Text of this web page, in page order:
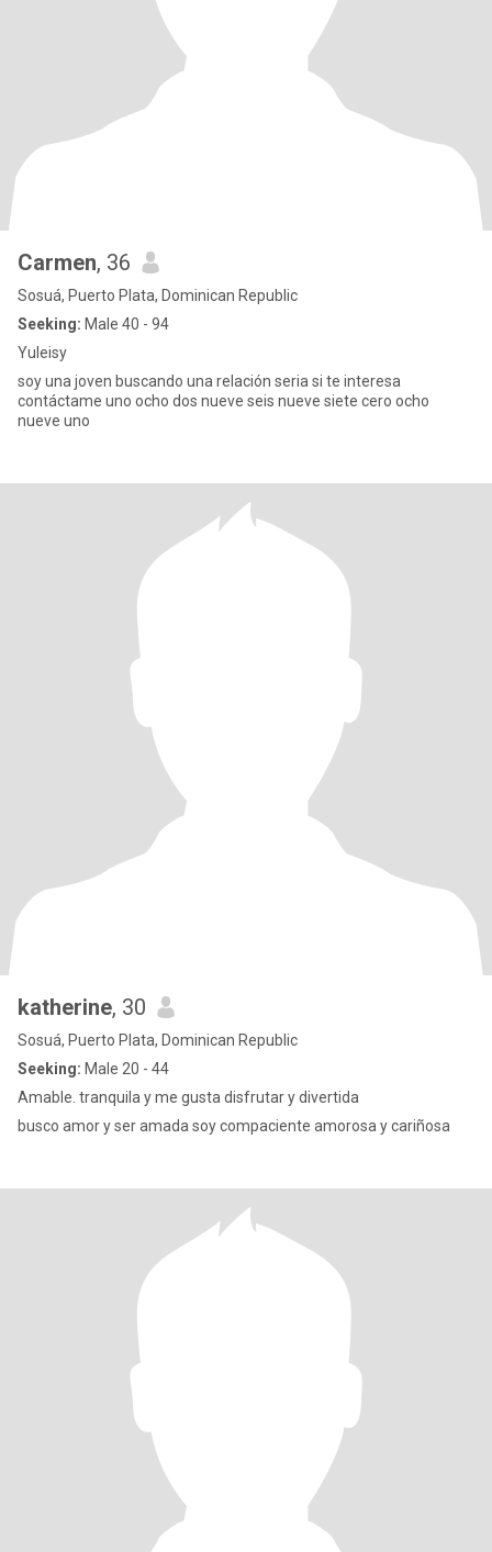
Carmen, 36
Sosuá, Puerto Plata, Dominican Republic
Seeking: Male 40 - 94
Yuleisy
soy una joven buscando una relación seria si te interesa
contáctame uno ocho dos nueve seis nueve siete cero ocho
nueve uno
katherine, 30
Sosuá, Puerto Plata, Dominican Republic
Seeking: Male 20 - 44
Amable. tranquila y me gusta disfrutar y divertida
busco amor y ser amada soy compaciente amorosa y cariñosa